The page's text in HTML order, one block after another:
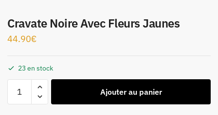
Cravate Noire Avec Fleurs Jaunes
44.90€
23 en stock
Ajouter au panier